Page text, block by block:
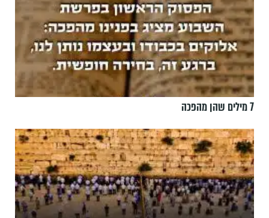
7 מילים שהן מהפכה